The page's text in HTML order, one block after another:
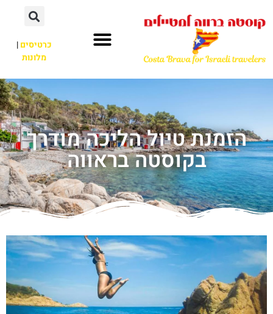
כרטיסים|
מלונות
הזמנת טיול הליכה מודרך
בקוסטה בראווה